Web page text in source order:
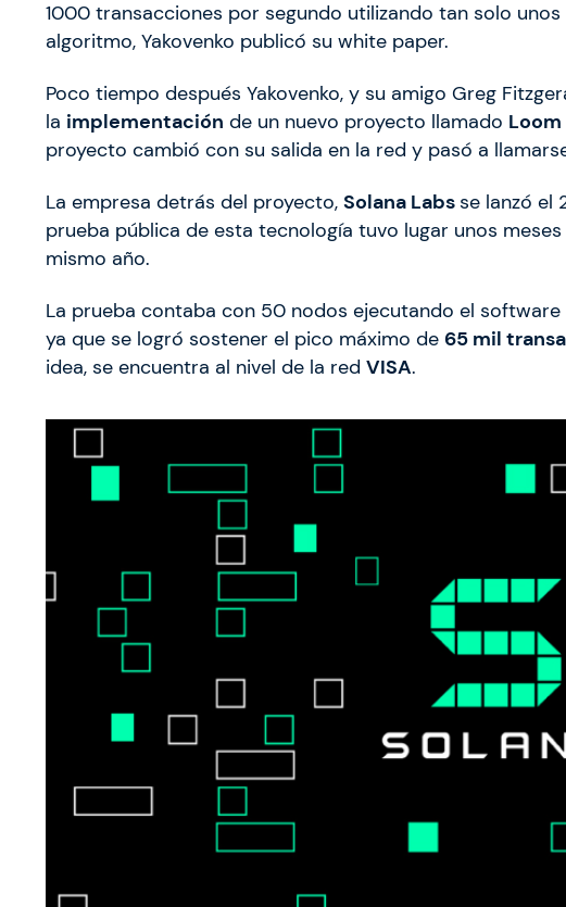
1000 transacciones por segundo utilizando tan solo
algoritmo, Yakovenko publicó su white paper.
Poco tiempo después Yakovenko, y su amigo Greg
la implementación de un nuevo proyecto llamado Loom
proyecto cambió con su salida en la red y pasó a
La empresa detrás del proyecto, Solana Labsse lanzó el
prueba pública de esta tecnología tuvo lugar unos
mismo año.
La prueba contaba con 50 nodos ejecutando el
ya que se logró sostener el pico máximo de 65 mil
idea, se encuentra al nivel de la red VISA.